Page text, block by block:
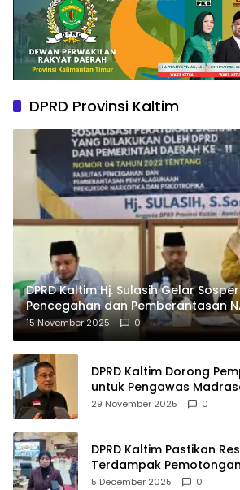
DPRD Provinsi Kaltim
DPRD Kaltim Hj. Sulasih Gelar
Pencegahan dan Pemberantasan
15 November 2025 0
DPRD Kaltim Dorong
untuk Pengawas
Agama
29 November 2025 0
DPRD Kaltim Pastikan
Terdampak
Pusat
5 December 2025 0